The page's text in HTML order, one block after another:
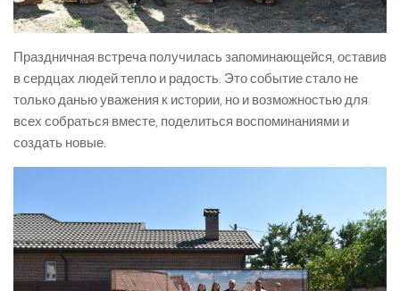
Праздничная встреча получилась запоминающейся, оставив
в сердцах людей тепло и радость. Это событие стало не
только данью уважения к истории, но и возможностью для
всех собраться вместе, поделиться воспоминаниями и
создать новые.